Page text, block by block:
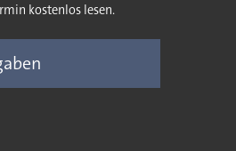
kostenlos lesen.